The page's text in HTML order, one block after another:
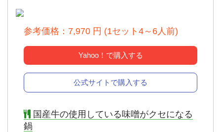
参考価格：7,970 円 (1セット4～6人前)
Yahoo！で購入する
公式サイトで購入する
国産牛の使用している味噌がクセになる
鍋